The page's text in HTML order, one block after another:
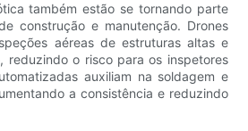
também estão se tornando parte
construção e manutenção. Drones
aéreas de estruturas altas e
reduzindo o risco para os inspetores
auxiliam na soldagem e
a consistência e reduzindo